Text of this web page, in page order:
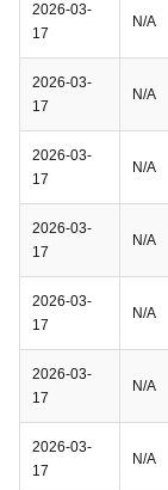
2026-03-
17
N/A
2026-03-
17
N/A
2026-03-
17
N/A
2026-03-
17
N/A
2026-03-
17
N/A
2026-03-
17
N/A
2026-03-
17
N/A